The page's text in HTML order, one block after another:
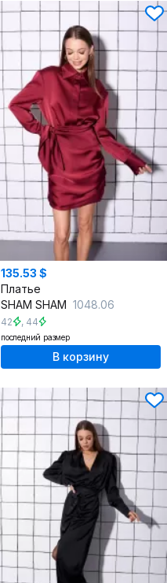
135.53 $
Платье
SHAM SHAM 1048.06
42 , 44
последний размер
В корзину